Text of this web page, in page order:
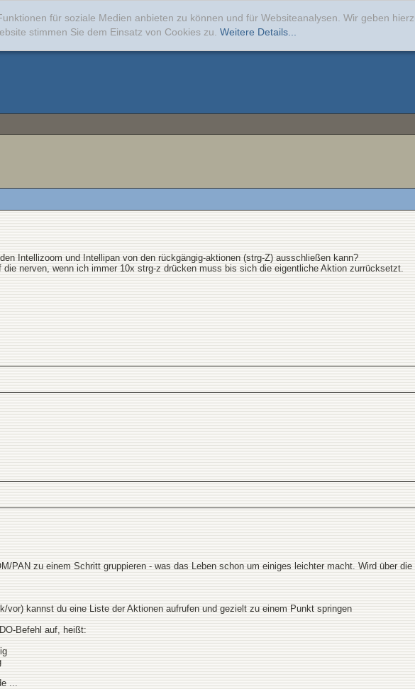
für soziale Medien anbieten zu können und für Websiteanalysen. Wir geben
stimmen Sie dem Einsatz von Cookies zu. Weitere Details...
Intellizoom und Intellipan von den rückgängig-aktionen (strg-Z) ausschließen kann?
nerven, wenn ich immer 10x strg-z drücken muss bis sich die eigentliche Aktion zurrücksetzt.
PAN zu einem Schritt gruppieren - was das Leben schon um einiges leichter macht. Wird über
vor) kannst du eine Liste der Aktionen aufrufen und gezielt zu einem Punkt springen
Befehl auf, heißt:
...